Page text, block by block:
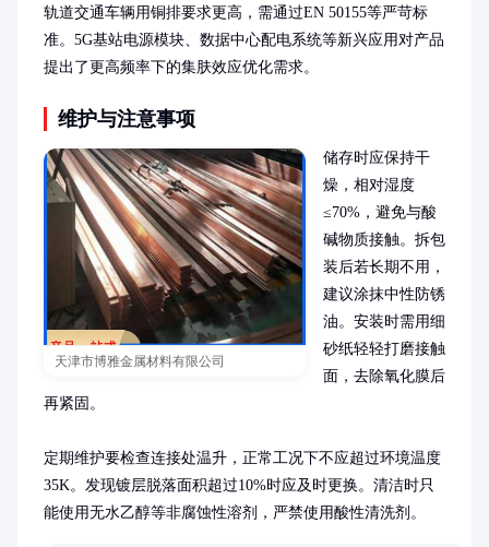
轨道交通车辆用铜排要求更高，需通过EN 50155等严苛标
准。5G基站电源模块、数据中心配电系统等新兴应用对产品
提出了更高频率下的集肤效应优化需求。
维护与注意事项
天津市博雅金属材料有限公司
储存时应保持干
燥，相对湿度
≤70%，避免与酸
碱物质接触。拆包
装后若长期不用，
建议涂抹中性防锈
油。安装时需用细
砂纸轻轻打磨接触
面，去除氧化膜后
再紧固。
定期维护要检查连接处温升，正常工况下不应超过环境温度
35K。发现镀层脱落面积超过10%时应及时更换。清洁时只
能使用无水乙醇等非腐蚀性溶剂，严禁使用酸性清洗剂。